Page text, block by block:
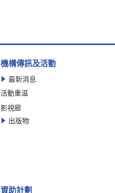
機構傳訊及活動
最新消息
活動重温
影視廊
出版物
資助計劃